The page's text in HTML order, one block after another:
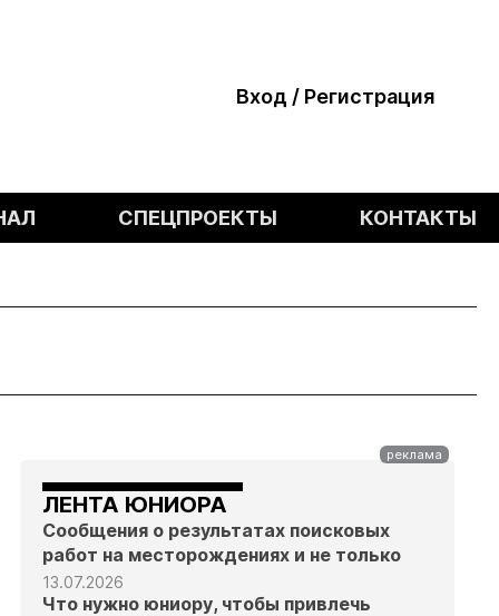
Вход / Регистрация
СПЕЦПРОЕКТЫ КОНТАКТЫ
ЛЕНТА ЮНИОРА
Сообщения о результатах поисковых
работ на месторождениях и не только
13.07.2026
Что нужно юниору, чтобы привлечь